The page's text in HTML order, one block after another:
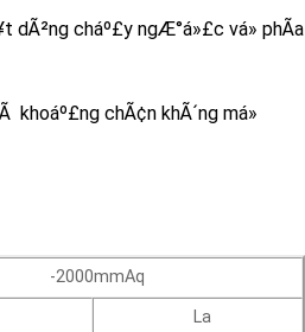
dÃ²ng cháº£y ngÆ°á»£c vá» phÃ­a
khoáº£ng chÃ¢n khÃ´ng má»
-2000mmAq
La